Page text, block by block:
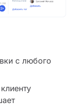
с любого